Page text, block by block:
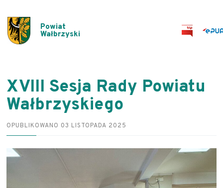
Powiat
Wałbrzyski
XVIII Sesja Rady Powiatu
Wałbrzyskiego
OPUBLIKOWANO 03 LISTOPADA 2025